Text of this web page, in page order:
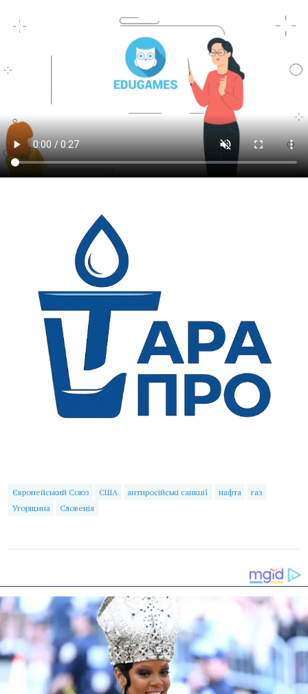
Європейський Союз США антиросійські санкції нафта
газ
Угорщина
Словенія